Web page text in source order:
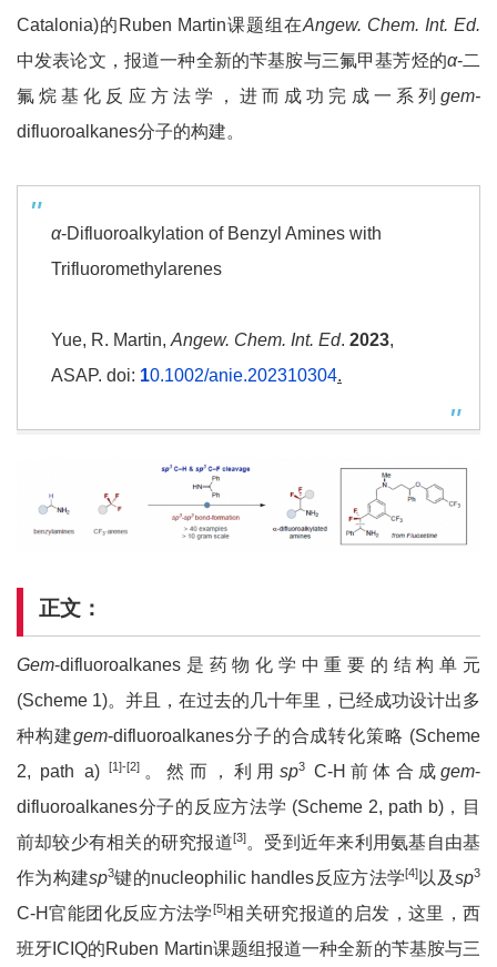
Catalonia)的Ruben Martin课题组在Angew. Chem. Int. Ed.
中发表论文，报道一种全新的苄基胺与三氟甲基芳烃的α-二
氟烷基化反应方法学，进而成功完成一系列 gem-
difluoroalkanes分子的构建。
α-Difluoroalkylation of Benzyl Amines with
Trifluoromethylarenes
Yue, R. Martin, Angew. Chem. Int. Ed. 2023,
ASAP. doi: 10.1002/anie.202310304.
正文：
Gem-difluoroalkanes是药物化学中重要的结构单元
(Scheme 1)。并且，在过去的几十年里，已经成功设计出多
种构建gem-difluoroalkanes分子的合成转化策略 (Scheme
2, path a)
[1]-[2]。然而，利用 sp3C-H前体合成 gem-
difluoroalkanes分子的反应方法学 (Scheme 2, path b)，目
前却较少有相关的研究报道[3]。受到近年来利用氨基自由基
作为构建sp3键的nucleophilic handles反应方法学[4] 以及sp3
C-H官能团化反应方法学[5]相关研究报道的启发，这里，西
班牙ICIQ的Ruben Martin课题组报道一种全新的苄基胺与三